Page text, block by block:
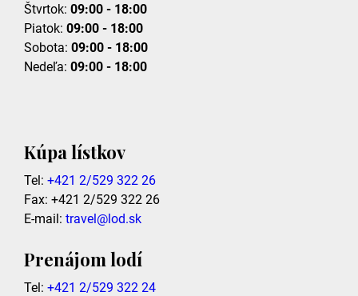
Štvrtok: 09:00 - 18:00
Piatok: 09:00 - 18:00
Sobota: 09:00 - 18:00
Nedeľa: 09:00 - 18:00
Kúpa lístkov
Tel: +421 2/529 322 26
Fax: +421 2/529 322 26
E-mail: travel@lod.sk
Prenájom lodí
Tel: +421 2/529 322 24